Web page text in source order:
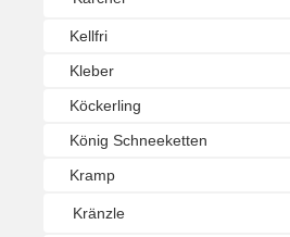
Kellfri
Kleber
Köckerling
König Schneeketten
Kramp
Kränzle